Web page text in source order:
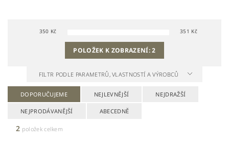
350 Kč 351 Kč
POLOŽEK K ZOBRAZENÍ:2
FILTR PODLE PARAMETRŮ, VLASTNOSTÍ A VÝROBCŮ
DOPORUČUJEME NEJLEVNĚJŠÍ NEJDRAŽŠÍ
NEJPRODÁVANĚJŠÍ ABECEDNĚ
2 položek celkem